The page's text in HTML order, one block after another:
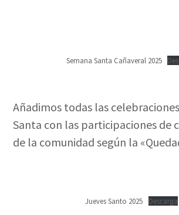
Semana Santa Cañaveral 2025
Añadimos todas las
Santa con las participaciones de
de la comunidad según la
Jueves Santo 2025 Descarga